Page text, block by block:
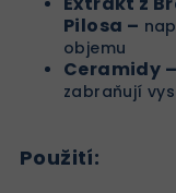
Pilosa –
objemu
Ceramidy –
zabraňují
Použití: